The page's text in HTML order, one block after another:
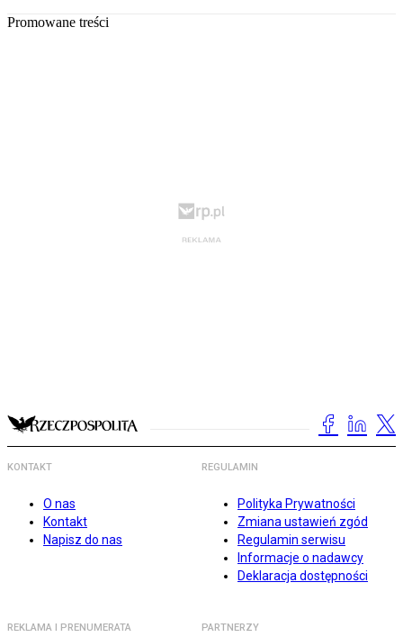
Promowane treści
KONTAKT
O nas
Kontakt
Napisz do nas
REGULAMIN
Polityka Prywatności
Zmiana ustawień zgód
Regulamin serwisu
Informacje o nadawcy
Deklaracja dostępności
REKLAMA I PRENUMERATA PARTNERZY